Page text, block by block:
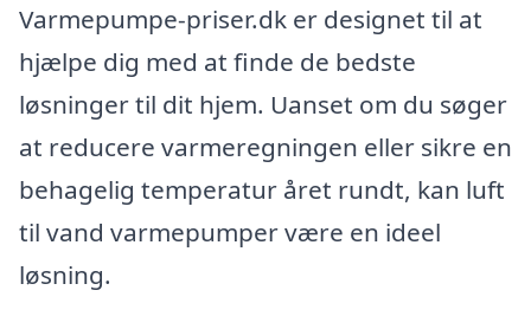
Varmepumpe-priser.dk er designet til at
hjælpe dig med at finde de bedste
løsninger til dit hjem. Uanset om du søger
at reducere varmeregningen eller sikre en
behagelig temperatur året rundt, kan luft
til vand varmepumper være en ideel
løsning.